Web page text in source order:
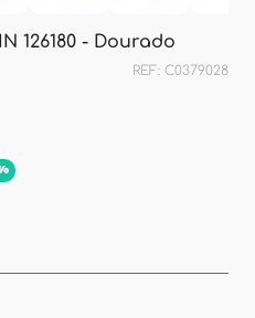
126180 - Dourado
REF: C0379028